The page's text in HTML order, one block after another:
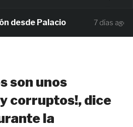
Palacio 7 días ago
son unos
corruptos!, dice
la